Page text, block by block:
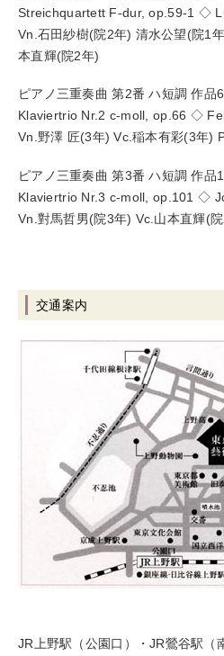
Streichquartett F-dur, op.59-1 ◇
Vn.石田紗樹(院2年) 清水公望(院1
本直輝(院2年)
ピアノ三重奏曲 第2番 ハ短調 作
Klaviertrio Nr.2 c-moll, op.66 ◇
Vn.野澤 匠(3年) Vc.稲本有彩(3年)
ピアノ三重奏曲 第3番 ハ短調 作
Klaviertrio Nr.3 c-moll, op.101 ◇
Vn.對馬哲男(院3年) Vc.山本直輝(
交通案内
JR上野駅（公園口）・JR鶯谷駅（